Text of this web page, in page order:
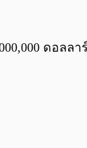
ดอลลาร์